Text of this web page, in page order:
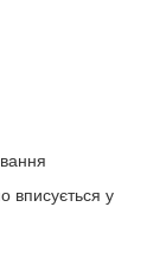
вписується у